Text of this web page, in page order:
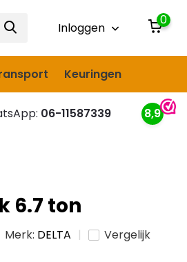
Inloggen
0
Keuringen
06-11587339
8,9
6.7 ton
Merk: DELTA Vergelijk